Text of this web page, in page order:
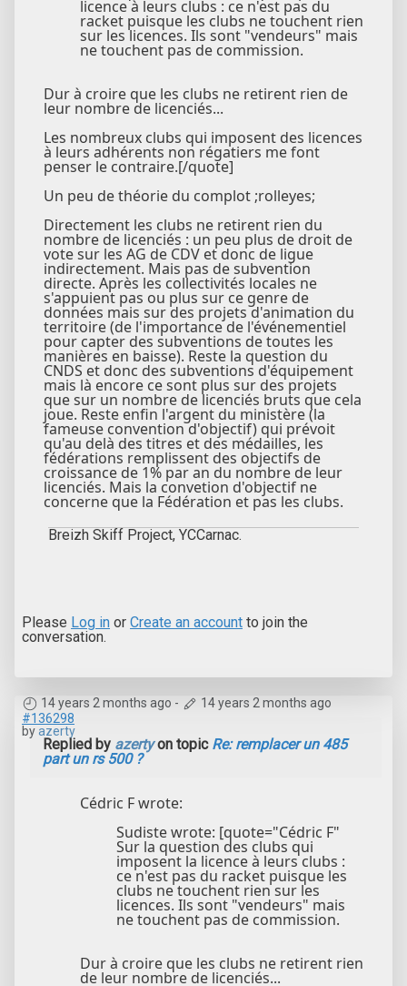
licence à leurs clubs : ce n'est pas du
racket puisque les clubs ne touchent rien
sur les licences. Ils sont "vendeurs" mais
ne touchent pas de commission.
Dur à croire que les clubs ne retirent rien de
leur nombre de licenciés...
Les nombreux clubs qui imposent des licences
à leurs adhérents non régatiers me font
penser le contraire.[/quote]
Un peu de théorie du complot ;rolleyes;
Directement les clubs ne retirent rien du
nombre de licenciés : un peu plus de droit de
vote sur les AG de CDV et donc de ligue
indirectement. Mais pas de subvention
directe. Après les collectivités locales ne
s'appuient pas ou plus sur ce genre de
données mais sur des projets d'animation du
territoire (de l'importance de l'événementiel
pour capter des subventions de toutes les
manières en baisse). Reste la question du
CNDS et donc des subventions d'équipement
mais là encore ce sont plus sur des projets
que sur un nombre de licenciés bruts que cela
joue. Reste enfin l'argent du ministère (la
fameuse convention d'objectif) qui prévoit
qu'au delà des titres et des médailles, les
fédérations remplissent des objectifs de
croissance de 1% par an du nombre de leur
licenciés. Mais la convetion d'objectif ne
concerne que la Fédération et pas les clubs.
Breizh Skiff Project, YCCarnac.
Please Log in or Create an account to join the
conversation.
14 years 2 months ago -
14 years 2 months ago
#136298
byazerty
Replied by azertyon topic Re: remplacer un 485
part un rs 500 ?
Cédric F wrote:
Sudiste wrote: [quote="Cédric F"
Sur la question des clubs qui
imposent la licence à leurs clubs :
ce n'est pas du racket puisque les
clubs ne touchent rien sur les
licences. Ils sont "vendeurs" mais
ne touchent pas de commission.
Dur à croire que les clubs ne retirent rien
de leur nombre de licenciés...